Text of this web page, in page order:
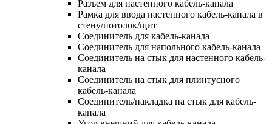
Разъем для настенного кабель-канала
Рамка для ввода настенного кабель-канала в
стену/потолок/щит
Соединитель для кабель-канала
Соединитель для напольного кабель-канала
Соединитель на стык для настенного кабель-
канала
Соединитель на стык для плинтусного
кабель-канала
Соединитель/накладка на стык для кабель-
канала